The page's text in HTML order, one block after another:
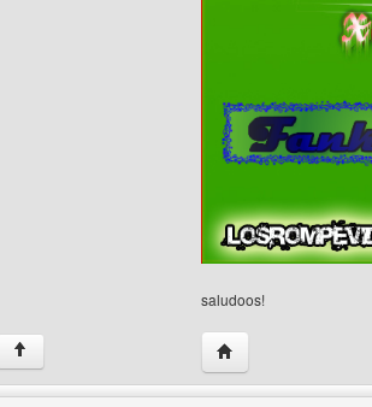
saludoos!
↑ Visitar sitio web del